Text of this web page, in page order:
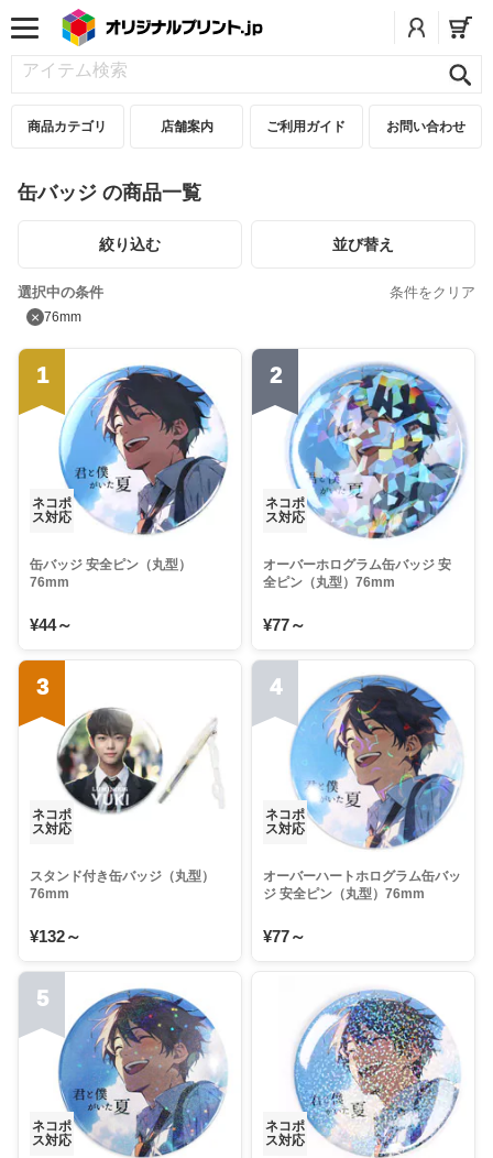
商品カテゴリ 店舗案内 ご利用ガイド お問い合わせ
缶バッジ の商品一覧
絞り込む 並び替え
選択中の条件 条件をクリア
× 76mm
1
ネコポ
ス対応
缶バッジ 安全ピン（丸型）
76mm
¥44～
2
ネコポ
ス対応
オーバーホログラム缶バッジ 安
全ピン（丸型）76mm
¥77～
3
ネコポ
ス対応
スタンド付き缶バッジ（丸型）
76mm
¥132～
4
ネコポ
ス対応
オーバーハートホログラム缶バッ
ジ 安全ピン（丸型）76mm
¥77～
5
ネコポ
ス対応
ネコポ
ス対応